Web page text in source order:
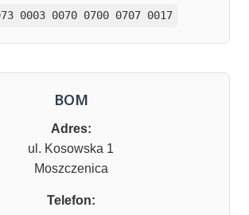
0003 0070 0700 0707 0017
BOM
Adres:
ul. Kosowska 1
Moszczenica
Telefon: